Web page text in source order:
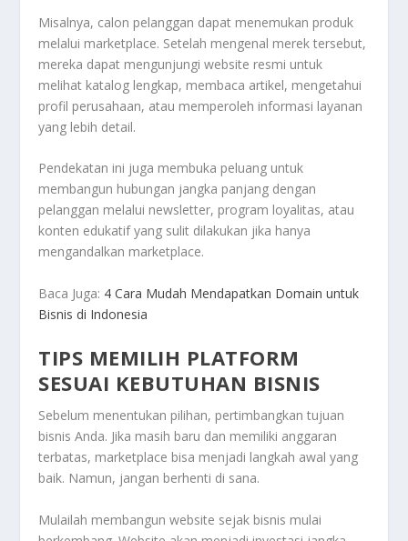
Misalnya, calon pelanggan dapat menemukan produk
melalui marketplace. Setelah mengenal merek tersebut,
mereka dapat mengunjungi website resmi untuk
melihat katalog lengkap, membaca artikel, mengetahui
profil perusahaan, atau memperoleh informasi layanan
yang lebih detail.
Pendekatan ini juga membuka peluang untuk
membangun hubungan jangka panjang dengan
pelanggan melalui newsletter, program loyalitas, atau
konten edukatif yang sulit dilakukan jika hanya
mengandalkan marketplace.
Baca Juga: 4 Cara Mudah Mendapatkan Domain untuk
Bisnis di Indonesia
TIPS MEMILIH PLATFORM
SESUAI KEBUTUHAN BISNIS
Sebelum menentukan pilihan, pertimbangkan tujuan
bisnis Anda. Jika masih baru dan memiliki anggaran
terbatas, marketplace bisa menjadi langkah awal yang
baik. Namun, jangan berhenti di sana.
Mulailah membangun website sejak bisnis mulai